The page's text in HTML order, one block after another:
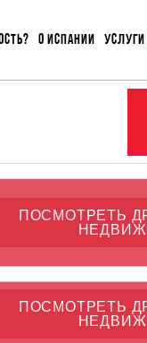
О ИСПАНИИ УСЛУГИ
ПОСМОТРЕТЬ
ПОСМОТРЕТЬ